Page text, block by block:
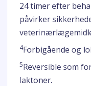
24 timer efter
påvirker
4Forbigående og
5Reversible som
laktoner.